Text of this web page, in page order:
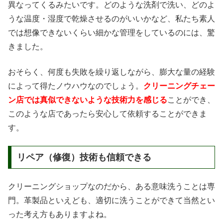
異なってくるみたいです。どのような洗剤で洗い、どのよ
うな温度・湿度で乾燥させるのがいいかなど、私たち素人
では想像できないくらい細かな管理をしているのには、驚
きました。
おそらく、何度も失敗を繰り返しながら、膨大な量の経験
によって得たノウハウなのでしょう。 クリーニングチェー
ン店では真似できないような技術力を感じることができ、
このような店であったら安心して依頼することができま
す。
リペア（修復）技術も信頼できる
クリーニングショップなのだから、ある意味洗うことは専
門。革製品といえども、適切に洗うことができて当然とい
った考え方もありますよね。